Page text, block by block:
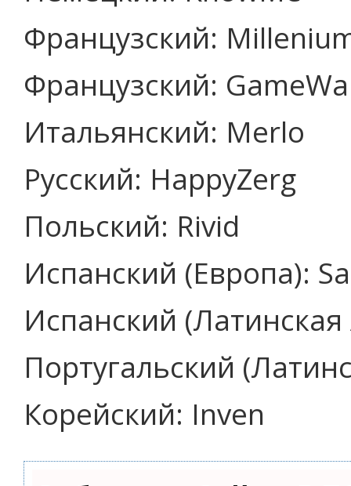
Французский:
Французский:
Итальянский: Merlo
Русский: HappyZerg
Польский: Rivid
Испанский (Европа):
Испанский
Португальский
Корейский: Inven